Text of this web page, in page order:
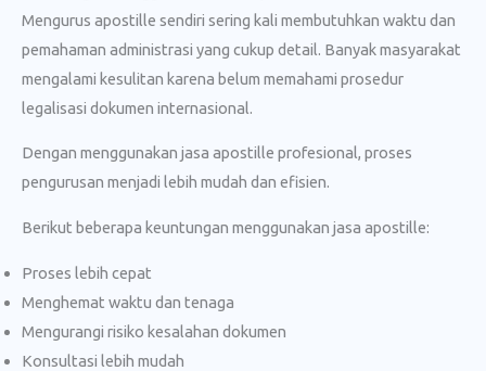
Mengurus apostille sendiri sering kali membutuhkan waktu dan
pemahaman administrasi yang cukup detail. Banyak masyarakat
mengalami kesulitan karena belum memahami prosedur
legalisasi dokumen internasional.
Dengan menggunakan jasa apostille profesional, proses
pengurusan menjadi lebih mudah dan efisien.
Berikut beberapa keuntungan menggunakan jasa apostille:
Proses lebih cepat
Menghemat waktu dan tenaga
Mengurangi risiko kesalahan dokumen
Konsultasi lebih mudah